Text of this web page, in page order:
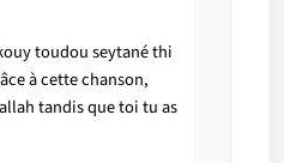
toudou seytané thi
à cette chanson,
tandis que toi tu as